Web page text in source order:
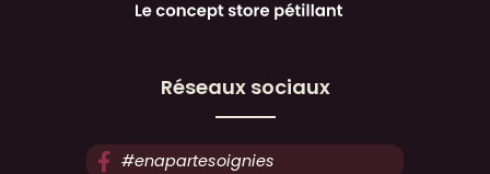
Réseaux sociaux
#enapartesoignies